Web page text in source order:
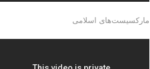
مارکسیست‌های اسلامی